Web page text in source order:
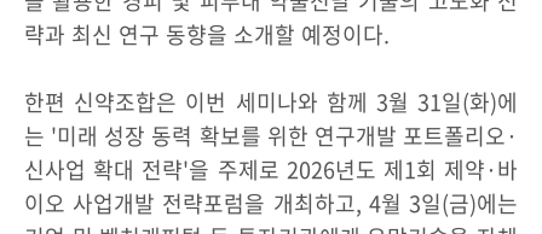
략과 최신 연구 동향을 소개할 예정이다.
한편 신약조합은 이번 세미나와 함께 3월 31일(화)에
는 '미래 성장 동력 확보를 위한 연구개발 포트폴리오·
신사업 확대 전략'을 주제로 2026년도 제1회 제약·바
이오 사업개발 전략포럼을 개최하고, 4월 3일(금)에는